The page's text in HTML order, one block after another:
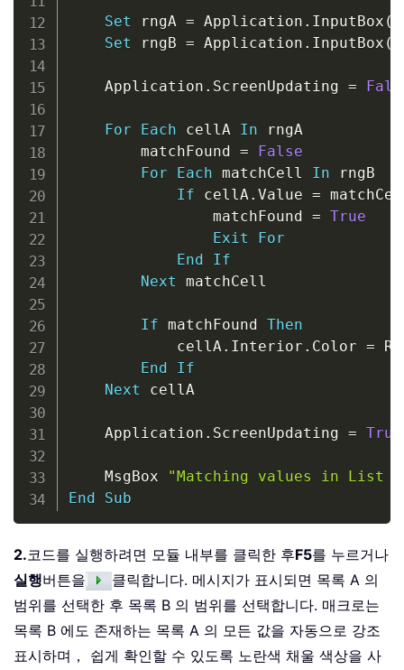
Set rngA = Application . InputBox (
Set rngB = Application . InputBox (
    Application
. ScreenUpdating =
For Each cellA In rngA
        matchFound
=
False
For
Each matchCell In rngB
If cellA . Value =
                matchFound
= True
Exit
For
End
If
Next matchCell
If matchFound Then
            cellA
. Interior . Color =
End
If
Next cellA
    Application
. ScreenUpdating = True
    MsgBox
"Matching values in List
End
Sub
2.코드를 실행하려면 모듈 내부를 클릭한 후F5를 누르거나
실행버튼을
클릭합니다. 메시지가 표시되면 목록 A 의
범위를 선택한 후 목록 B 의 범위를 선택합니다. 매크로는
목록 B 에도 존재하는 목록 A 의 모든 값을 자동으로 강조
표시하며， 쉽게 확인할 수 있도록 노란색 채울 색상을 사